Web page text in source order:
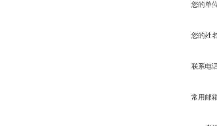
您的单
您的姓
联系电
常用邮